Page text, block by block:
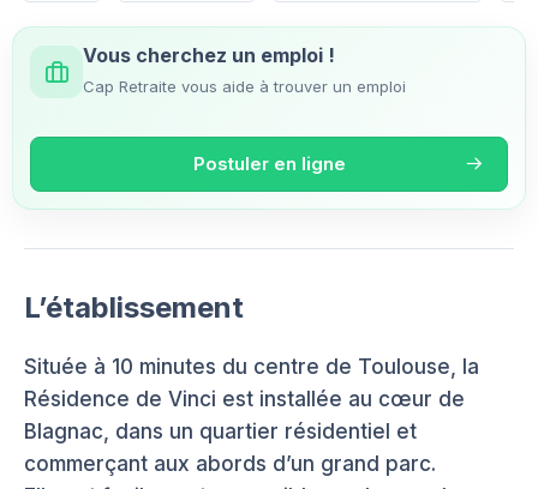
Vous cherchez un emploi !
Cap Retraite vous aide à trouver un emploi
Postuler en ligne
L’établissement
Située à 10 minutes du centre de Toulouse, la
Résidence de Vinci est installée au cœur de
Blagnac, dans un quartier résidentiel et
commerçant aux abords d’un grand parc.